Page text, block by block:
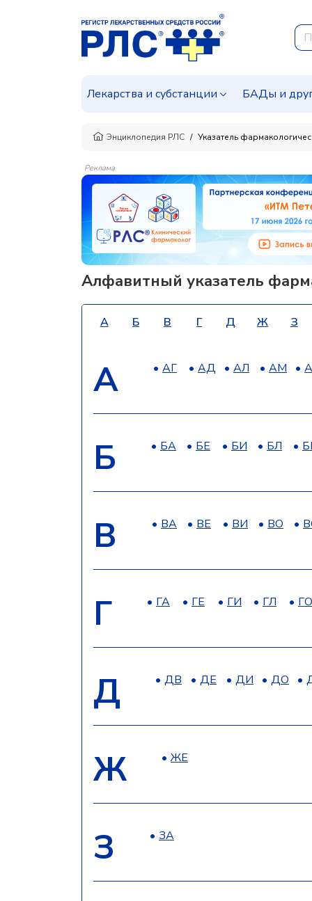
Лекарства и субстанции БАДы и
Энциклопедия РЛС Указатель
Реклама
Алфавитный указатель
А Б В Г Д Ж З
А АГ АД АЛ АМ
Б БА БЕ БИ БЛ
В ВА ВЕ ВИ ВО
Г ГА ГЕ ГИ ГЛ ГО
Д ДВ ДЕ ДИ ДО
Ж ЖЕ
З ЗА